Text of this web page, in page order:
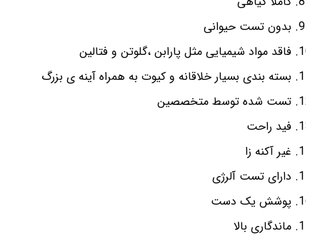
بدون تست حیوانی
فاقد مواد شیمیایی مثل پارابن ،گلوتن و فتالین
بسته بندی بسیار خلاقانه و کیوت به همراه آینه ی بزرگ
تست شده توسط متخصصین
فید راحت
غیر آکنه زا
دارای تست آلرژی
پوشش یک دست
ماندگاری بالا